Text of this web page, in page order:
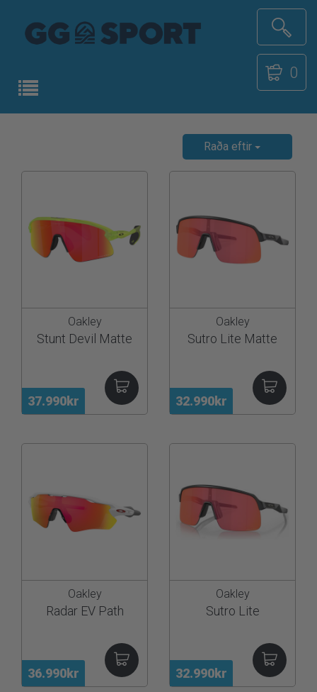
0
Raða eftir
37.990kr
Oakley
Stunt Devil Matte
32.990kr
Oakley
Sutro Lite Matte
36.990kr
Oakley
Radar EV Path
32.990kr
Oakley
Sutro Lite